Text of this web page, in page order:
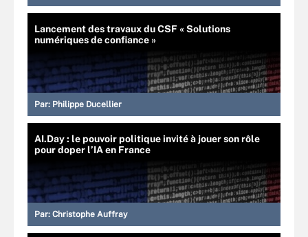
Lancement des travaux du CSF « Solutions
numériques de confiance »
Par: Philippe Ducellier
AI.Day : le pouvoir politique invité à jouer son rôle
pour doper l’IA en France
Par: Christophe Auffray